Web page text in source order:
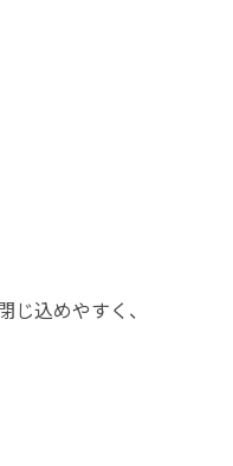
込めやすく、